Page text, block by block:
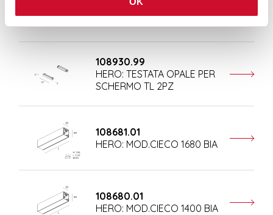
108930.99
HERO: TESTATA OPALE PER
SCHERMO TL 2PZ
108681.01
HERO: MOD.CIECO 1680 BIA
108680.01
HERO: MOD.CIECO 1400 BIA